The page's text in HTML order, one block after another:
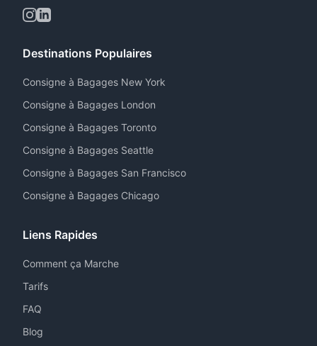
Destinations Populaires
Consigne à Bagages New York
Consigne à Bagages London
Consigne à Bagages Toronto
Consigne à Bagages Seattle
Consigne à Bagages San Francisco
Consigne à Bagages Chicago
Liens Rapides
Comment ça Marche
Tarifs
FAQ
Blog